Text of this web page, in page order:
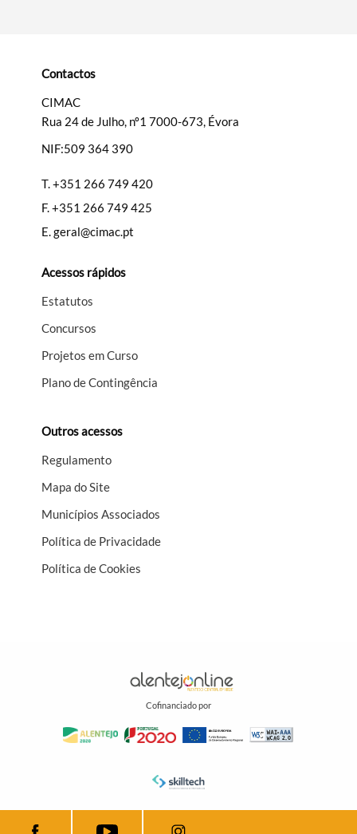
Contactos
CIMAC
Rua 24 de Julho, nº1 7000-673, Évora
NIF:509 364 390
T.+351 266 749 420
F.+351 266 749 425
E.geral@cimac.pt
Acessos rápidos
Estatutos
Concursos
Projetos em Curso
Plano de Contingência
Outros acessos
Regulamento
Mapa do Site
Municípios Associados
Política de Privacidade
Política de Cookies
Cofinanciado por